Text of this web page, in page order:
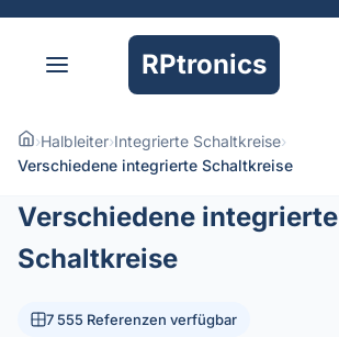
RPtronics
›Halbleiter›Integrierte Schaltkreise›
Verschiedene integrierte Schaltkreise
Verschiedene integrierte
Schaltkreise
7 555 Referenzen verfügbar